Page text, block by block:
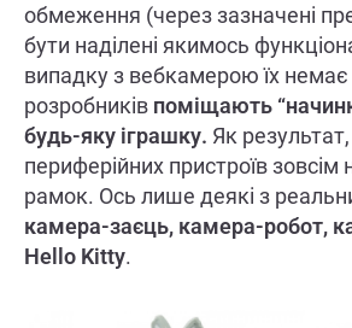
обмеження (через зазначені
бути наділені якимось
випадку з вебкамерою їх немає
розробників поміщають
будь-яку іграшку. Як
периферійних пристроїв
рамок. Ось лише деякі з
камера-заєць, камера-робот,
Hello Kitty.